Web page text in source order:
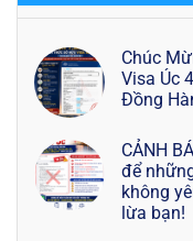
Chúc
Visa Úc
Đồng
CẢNH
để
không
lừa bạn!